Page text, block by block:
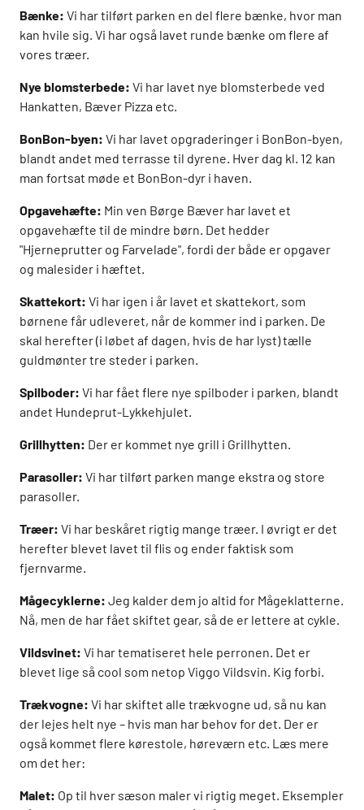
Bænke: Vi har tilført parken en del flere bænke, hvor man
kan hvile sig. Vi har også lavet runde bænke om flere af
vores træer.
Nye blomsterbede: Vi har lavet nye blomsterbede ved
Hankatten, Bæver Pizza etc.
BonBon-byen: Vi har lavet opgraderinger i BonBon-byen,
blandt andet med terrasse til dyrene. Hver dag kl. 12 kan
man fortsat møde et BonBon-dyr i haven.
Opgavehæfte: Min ven Børge Bæver har lavet et
opgavehæfte til de mindre børn. Det hedder
"Hjerneprutter og Farvelade", fordi der både er opgaver
og malesider i hæftet.
Skattekort: Vi har igen i år lavet et skattekort, som
børnene får udleveret, når de kommer ind i parken. De
skal herefter (i løbet af dagen, hvis de har lyst) tælle
guldmønter tre steder i parken.
Spilboder: Vi har fået flere nye spilboder i parken, blandt
andet Hundeprut-Lykkehjulet.
Grillhytten: Der er kommet nye grill i Grillhytten.
Parasoller: Vi har tilført parken mange ekstra og store
parasoller.
Træer: Vi har beskåret rigtig mange træer. I øvrigt er det
herefter blevet lavet til flis og ender faktisk som
fjernvarme.
Mågecyklerne: Jeg kalder dem jo altid for Mågeklatterne.
Nå, men de har fået skiftet gear, så de er lettere at cykle.
Vildsvinet: Vi har tematiseret hele perronen. Det er
blevet lige så cool som netop Viggo Vildsvin. Kig forbi.
Trækvogne: Vi har skiftet alle trækvogne ud, så nu kan
der lejes helt nye – hvis man har behov for det. Der er
også kommet flere kørestole, høreværn etc. Læs mere
om det her:
Malet: Op til hver sæson maler vi rigtig meget. Eksempler